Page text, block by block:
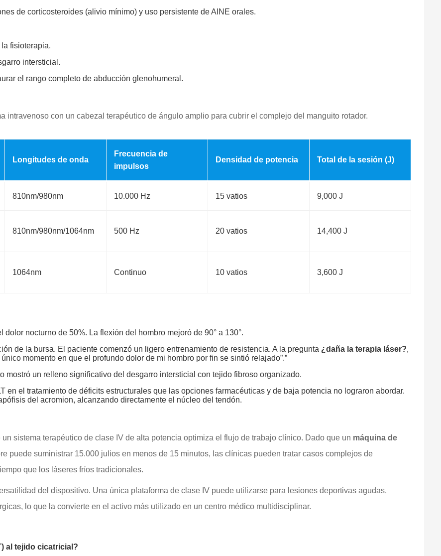
de corticosteroides (alivio mínimo) y uso persistente de AINE orales.
fisioterapia.
intersticial.
el rango completo de abducción glenohumeral.
intravenoso con un cabezal terapéutico de ángulo amplio para cubrir el complejo del manguito rotador.
Longitudes de onda
Frecuencia de
impulsos
Densidad de potencia Total de la sesión (J)
810nm/980nm 10.000 Hz 15 vatios 9,000 J
810nm/980nm/1064nm 500 Hz 20 vatios 14,400 J
1064nm Continuo 10 vatios 3,600 J
nocturno de 50%. La flexión del hombro mejoró de 90° a 130°.
de la bursa. El paciente comenzó un ligero entrenamiento de resistencia. A la pregunta ¿daña la terapia láser?,
momento en que el profundo dolor de mi hombro por fin se sintió relajado”.”
mostró un relleno significativo del desgarro intersticial con tejido fibroso organizado.
en el tratamiento de déficits estructurales que las opciones farmacéuticas y de baja potencia no lograron abordar.
del acromion, alcanzando directamente el núcleo del tendón.
sistema terapéutico de clase IV de alta potencia optimiza el flujo de trabajo clínico. Dado que un máquina de
puede suministrar 15.000 julios en menos de 15 minutos, las clínicas pueden tratar casos complejos de
que los láseres fríos tradicionales.
del dispositivo. Una única plataforma de clase IV puede utilizarse para lesiones deportivas agudas,
lo que la convierte en el activo más utilizado en un centro médico multidisciplinar.
al tejido cicatricial?